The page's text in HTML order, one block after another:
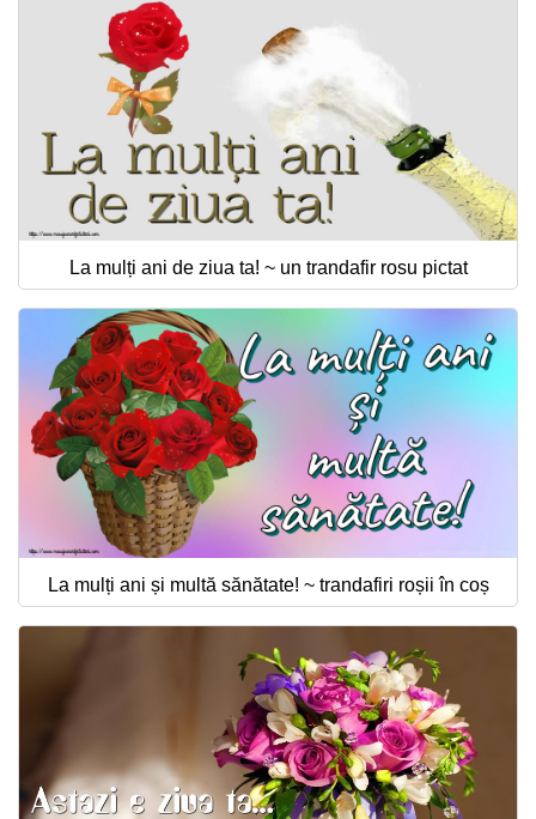
La mulți ani de ziua ta! ~ un trandafir rosu pictat
La mulți ani și multă sănătate! ~ trandafiri roșii în coș